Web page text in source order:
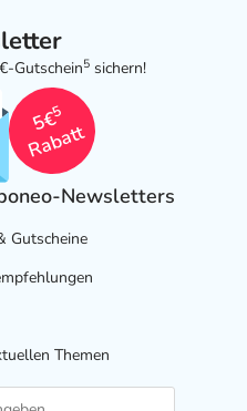
Gutschein5 sichern!
5€
5
Rabatt
Newsletters
Gutscheine
Themen